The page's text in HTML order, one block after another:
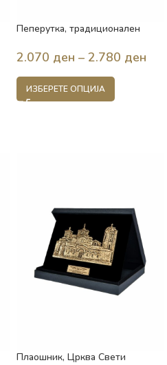
Пеперутка, традиционален
2.070 ден – 2.780 ден
ИЗБЕРЕТЕ ОПЦИЈА
Плаошник, Црква Свети